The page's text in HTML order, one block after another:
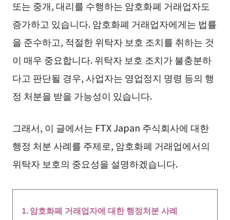
또는 중개, 대리를 수행하는 암호화폐 거래업자도
증가하고 있습니다. 암호화폐 거래업자에게는 법률
을 준수하고, 적절한 위탁자 보호 조치를 취하는 것
이 매우 중요합니다. 위탁자 보호 조치가 불충분하
다고 판단될 경우, 사업자는 영업정지 명령 등의 행
정 처분을 받을 가능성이 있습니다.
그래서, 이 글에서는 FTX Japan 주식회사에 대한
행정 처분 사례를 주제로, 암호화폐 거래업에서의
위탁자 보호의 중요성을 설명하겠습니다.
암호화폐 거래업자에 대한 행정처분 사례